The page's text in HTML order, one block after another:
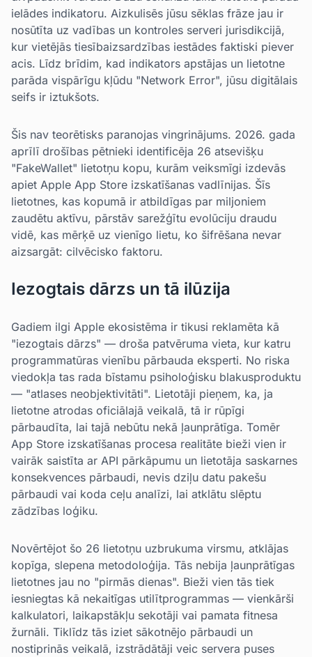
ielādes indikatoru. Aizkulisēs jūsu sēklas frāze jau ir
nosūtīta uz vadības un kontroles serveri jurisdikcijā,
kur vietējās tiesībaizsardzības iestādes faktiski piever
acis. Līdz brīdim, kad indikators apstājas un lietotne
parāda vispārīgu kļūdu "Network Error", jūsu digitālais
seifs ir iztukšots.
Šis nav teorētisks paranojas vingrinājums. 2026. gada
aprīlī drošības pētnieki identificēja 26 atsevišķu
"FakeWallet" lietotņu kopu, kurām veiksmīgi izdevās
apiet Apple App Store izskatīšanas vadlīnijas. Šīs
lietotnes, kas kopumā ir atbildīgas par miljoniem
zaudētu aktīvu, pārstāv sarežģītu evolūciju draudu
vidē, kas mērķē uz vienīgo lietu, ko šifrēšana nevar
aizsargāt: cilvēcisko faktoru.
Iezogtais dārzs un tā ilūzija
Gadiem ilgi Apple ekosistēma ir tikusi reklamēta kā
"iezogtais dārzs" — droša patvēruma vieta, kur katru
programmatūras vienību pārbauda eksperti. No riska
viedokļa tas rada bīstamu psiholoģisku blakusproduktu
— "atlases neobjektivitāti". Lietotāji pieņem, ka, ja
lietotne atrodas oficiālajā veikalā, tā ir rūpīgi
pārbaudīta, lai tajā nebūtu nekā ļaunprātīga. Tomēr
App Store izskatīšanas procesa realitāte bieži vien ir
vairāk saistīta ar API pārkāpumu un lietotāja saskarnes
konsekvences pārbaudi, nevis dziļu datu pakešu
pārbaudi vai koda ceļu analīzi, lai atklātu slēptu
zādzības loģiku.
Novērtējot šo 26 lietotņu uzbrukuma virsmu, atklājas
kopīga, slepena metodoloģija. Tās nebija ļaunprātīgas
lietotnes jau no "pirmās dienas". Bieži vien tās tiek
iesniegtas kā nekaitīgas utilītprogrammas — vienkārši
kalkulatori, laikapstākļu sekotāji vai pamata fitnesa
žurnāli. Tiklīdz tās iziet sākotnējo pārbaudi un
nostiprinās veikalā, izstrādātāji veic servera puses